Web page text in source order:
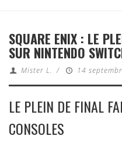
SQUARE ENIX : LE
SUR NINTENDO
Mister L. / 14
LE PLEIN DE FINAL
CONSOLES